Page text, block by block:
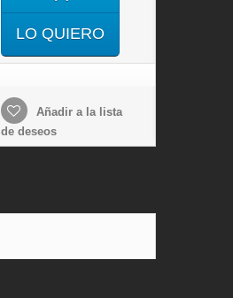
LO QUIERO
Añadir a la lista
de deseos